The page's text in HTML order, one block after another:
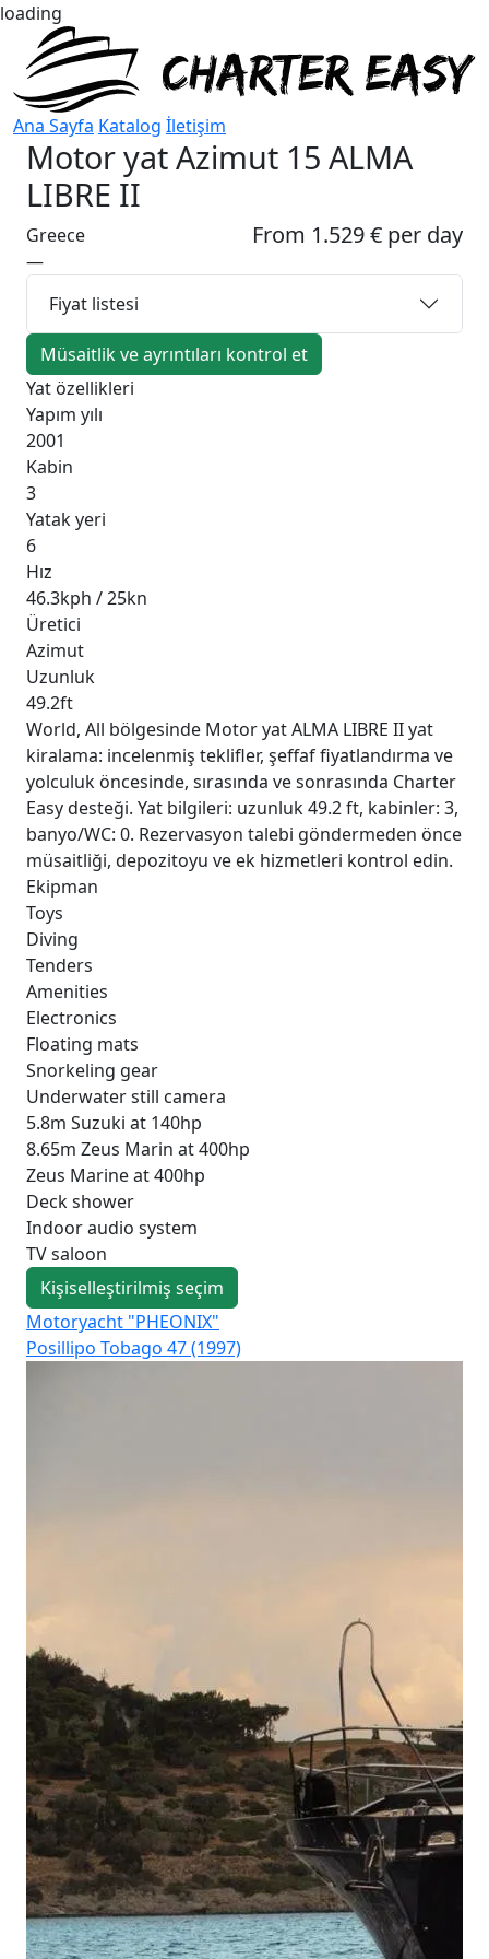
loading
Ana Sayfa Katalog İletişim
Motor yatAzimut 15 ALMA
LIBRE II
From 1.529 € per day
Greece
—
Fiyat listesi
Müsaitlik ve ayrıntıları kontrol et
Yat özellikleri
Yapım yılı
2001
Kabin
3
Yatak yeri
6
Hız
46.3kph / 25kn
Üretici
Azimut
Uzunluk
49.2ft
World, All bölgesinde Motor yat ALMA LIBRE II yat
kiralama: incelenmiş teklifler, şeffaf fiyatlandırma ve
yolculuk öncesinde, sırasında ve sonrasında Charter
Easy desteği. Yat bilgileri: uzunluk 49.2 ft, kabinler: 3,
banyo/WC: 0. Rezervasyon talebi göndermeden önce
müsaitliği, depozitoyu ve ek hizmetleri kontrol edin.
Ekipman
Toys
Diving
Tenders
Amenities
Electronics
Floating mats
Snorkeling gear
Underwater still camera
5.8m Suzuki at 140hp
8.65m Zeus Marin at 400hp
Zeus Marine at 400hp
Deck shower
Indoor audio system
TV saloon
Kişiselleştirilmiş seçim
Motoryacht "PHEONIX"
Posillipo Tobago 47 (1997)